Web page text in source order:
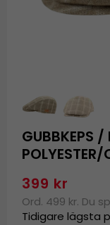
GUBBKEPS
399 kr
Ord. 499 kr. Du
Tidigare lägsta